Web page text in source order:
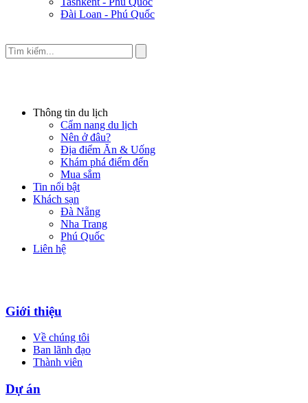
Đài Loan - Phú Quốc
Thông tin du lịch
Cẩm nang du lịch
Nên ở đâu?
Địa điểm Ăn & Uống
Khám phá điểm đến
Mua sắm
Tin nổi bật
Khách sạn
Đà Nẵng
Nha Trang
Phú Quốc
Liên hệ
Giới thiệu
Về chúng tôi
Ban lãnh đạo
Thành viên
Dự án